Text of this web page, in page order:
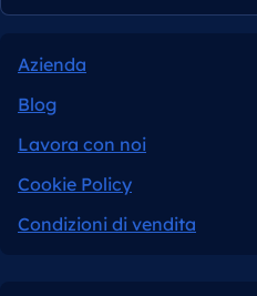
Azienda
Blog
Lavora con noi
Cookie Policy
Condizioni di vendita